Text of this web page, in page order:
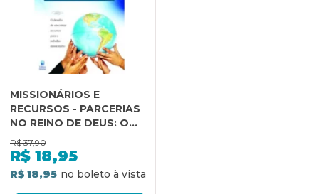
MISSIONÁRIOS E
RECURSOS - PARCERIAS
NO REINO DE DEUS: O
DESAFIO DE ENCONTRAR
RECURSOS PARA O
TRABALHO
MISSIONÁRIO.
R$ 37,90
R$ 18,95
R$ 18,95